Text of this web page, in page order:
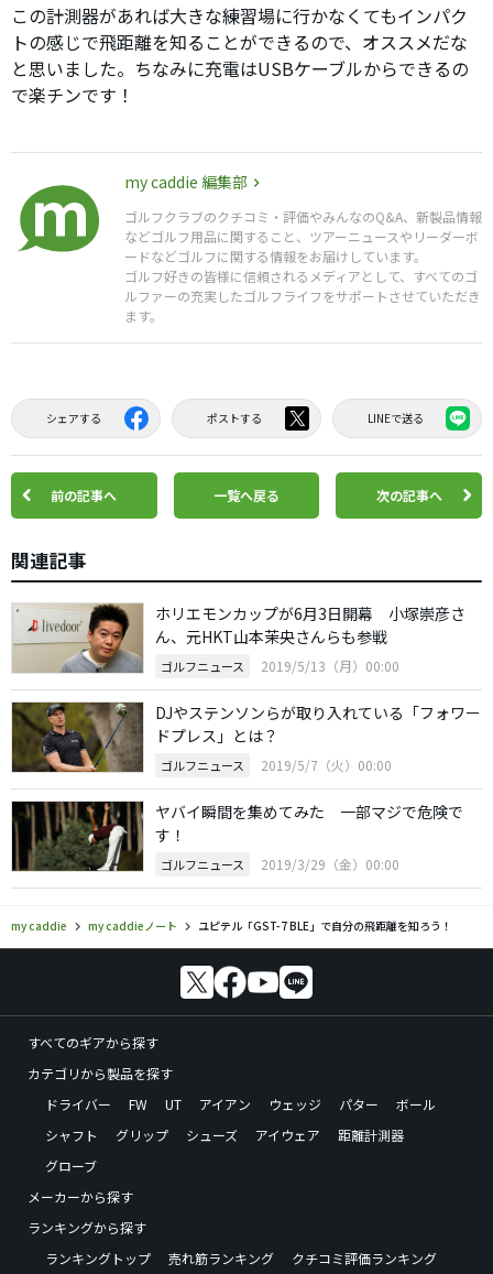
この計測器があれば大きな練習場に行かなくてもインパク
トの感じで飛距離を知ることができるので、オススメだな
と思いました。ちなみに充電はUSBケーブルからできるの
で楽チンです！
my caddie 編集部
ゴルフクラブのクチコミ・評価やみんなのQ&A、新製品情報
などゴルフ用品に関すること、ツアーニュースやリーダーボ
ードなどゴルフに関する情報をお届けしています。
ゴルフ好きの皆様に信頼されるメディアとして、すべてのゴ
ルファーの充実したゴルフライフをサポートさせていただき
ます。
シェアする ポストする LINEで送る
前の記事へ 一覧へ戻る 次の記事へ
関連記事
ホリエモンカップが6月3日開幕 小塚崇彦さ
ん、元HKT山本茉央さんらも参戦
ゴルフニュース 2019/5/13（月）00:00
DJやステンソンらが取り入れている「フォワー
ドプレス」とは？
ゴルフニュース 2019/5/7（火）00:00
ヤバイ瞬間を集めてみた 一部マジで危険で
す！
ゴルフニュース 2019/3/29（金）00:00
my caddie my caddieノート ユピテル「GST-7 BLE」で自分の飛距離を知ろう！
すべてのギアから探す
カテゴリから製品を探す
ドライバー
FW UT アイアン ウェッジ パター
ボール
シャフト
グリップ シューズ アイウェア
距離計測器
グローブ
メーカーから探す
ランキングから探す
ランキングトップ
売れ筋ランキング
クチコミ評価ランキング